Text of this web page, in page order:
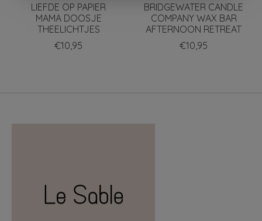
LIEFDE OP PAPIER
MAMA DOOSJE
THEELICHTJES
€10,95
BRIDGEWATER CANDLE
COMPANY WAX BAR
AFTERNOON RETREAT
€10,95